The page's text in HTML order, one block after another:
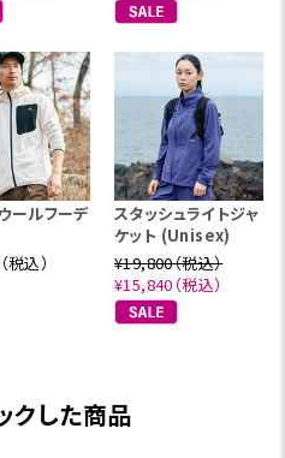
ールフーデ
税込）
スタッシュライトジャ
ケット (Unisex)
¥19,800（税込）
¥15,840（税込）
クした商品